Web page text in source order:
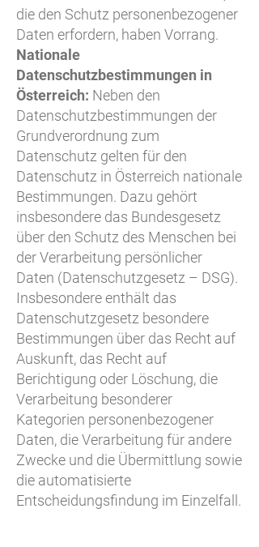
die den Schutz personenbezogener
Daten erfordern, haben Vorrang.
Nationale
Datenschutzbestimmungen in
Österreich: Neben den
Datenschutzbestimmungen der
Grundverordnung zum
Datenschutz gelten für den
Datenschutz in Österreich nationale
Bestimmungen. Dazu gehört
insbesondere das Bundesgesetz
über den Schutz des Menschen bei
der Verarbeitung persönlicher
Daten (Datenschutzgesetz – DSG).
Insbesondere enthält das
Datenschutzgesetz besondere
Bestimmungen über das Recht auf
Auskunft, das Recht auf
Berichtigung oder Löschung, die
Verarbeitung besonderer
Kategorien personenbezogener
Daten, die Verarbeitung für andere
Zwecke und die Übermittlung sowie
die automatisierte
Entscheidungsfindung im Einzelfall.